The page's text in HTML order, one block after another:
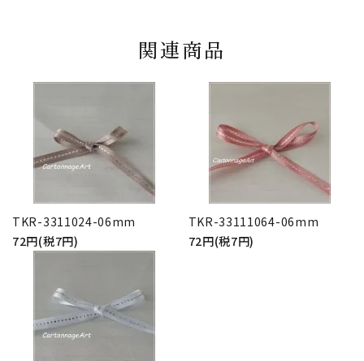
関連商品
TKR-3311024-06mm
72円(税7円)
TKR-33111064-06mm
72円(税7円)